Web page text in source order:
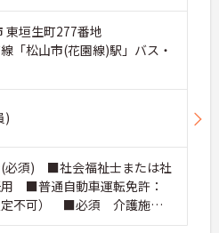
東垣生町277番地
「松山市(花園線)駅」バス・
)
必須) ■社会福祉士または社
■普通自動車運転免許：
定不可） ■必須 介護施設
生活相談員の経験